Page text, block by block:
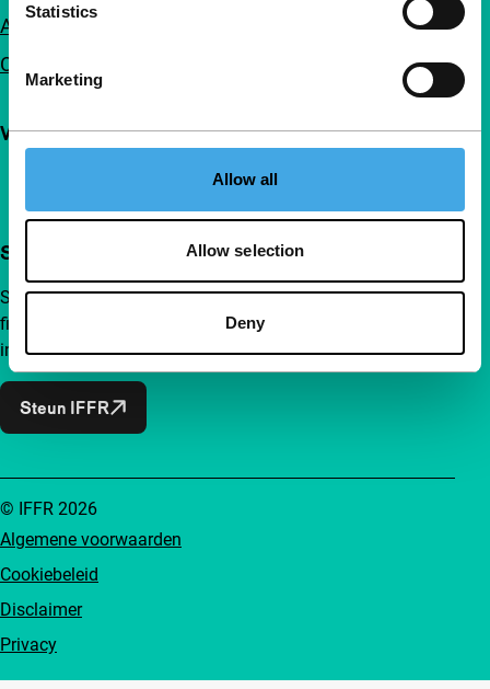
Statistics
Marketing
Allow all
Allow selection
Deny
Adverteren
Contact
Volg IFFR
Steun IFFR al vanaf €4 per maand
Sluit je aan bij een groep nieuwsgierige en verbonden
filmliefhebbers. Maak onafhankelijke film, nieuwe
inzichten en inspiratie bereikbaar voor iedereen.
Steun IFFR
Algemene voorwaarden
Cookiebeleid
Disclaimer
Privacy
© IFFR 2026